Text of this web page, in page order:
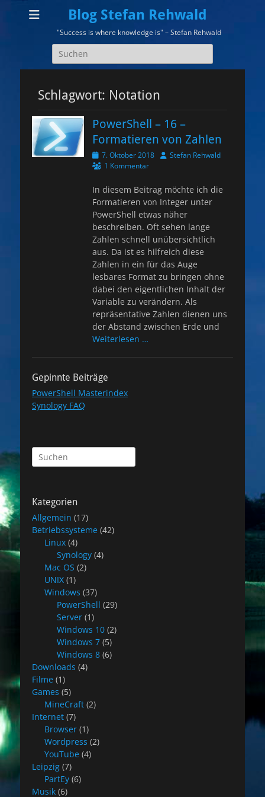
Blog Stefan Rehwald
"Success is where knowledge is" – Stefan Rehwald
Suchen
nach:
Schlagwort: Notation
PowerShell – 16 –
Formatieren von Zahlen
Veröffentlicht
am
7. Oktober 2018 AutorStefan Rehwald
1 Kommentar
In diesem Beitrag möchte ich die
Formatieren von Integer unter
PowerShell etwas näher
beschreiben. Oft sehen lange
Zahlen schnell unübersichtlich
aus. Da ist es hilfreich diese
Zahlen in ein für das Auge
lesbares Format zu bringen ohne
dabei den eigentlichen Inhalt der
Variable zu verändern. Als
repräsentative Zahlen dienen uns
der Abstand zwischen Erde und
Weiterlesen …
Gepinnte Beiträge
PowerShell Masterindex
Synology FAQ
Suchen
nach:
Kategorien
Allgemein (17)
Betriebssysteme (42)
Linux (4)
Synology (4)
Mac OS (2)
UNIX (1)
Windows (37)
PowerShell (29)
Server (1)
Windows 10 (2)
Windows 7 (5)
Windows 8 (6)
Downloads (4)
Filme (1)
Games (5)
MineCraft (2)
Internet (7)
Browser (1)
Wordpress (2)
YouTube (4)
Leipzig (7)
PartEy (6)
Musik (6)